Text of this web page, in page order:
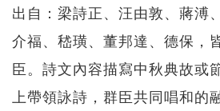
出自：梁詩正、汪由敦、蔣溥
介福、嵇璜、董邦達、德保，
臣。詩文內容描寫中秋典故或
上帶領詠詩，群臣共同唱和的